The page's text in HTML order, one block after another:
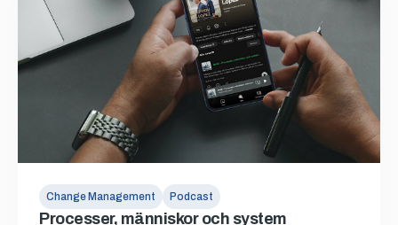
Change Management Podcast
Processer, människor och system